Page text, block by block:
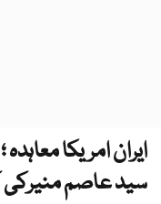
ایران امریکا
سید عاصم